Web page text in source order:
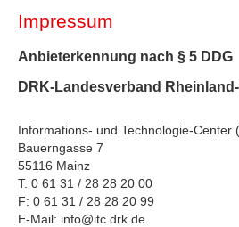
Impressum
Anbieterkennung nach § 5 DDG
DRK-Landesverband
Informations- und Technologie-Center
Bauerngasse 7
55116 Mainz
T: 0 61 31 / 28 28 20 00
F: 0 61 31 / 28 28 20 99
E-Mail: info@itc.drk.de